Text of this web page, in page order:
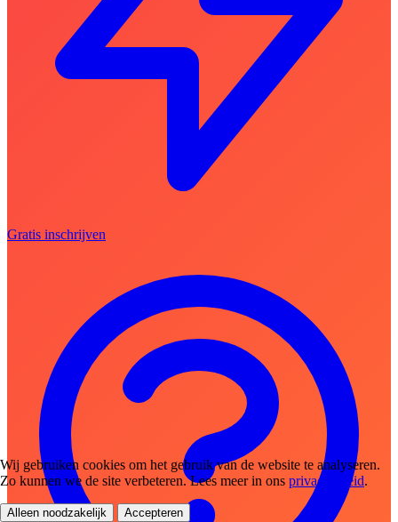
Gratis inschrijven
Wij gebruiken cookies om het gebruik van de website te analyseren.
Zo kunnen we de site verbeteren. Lees meer in ons privacybeleid.
Alleen noodzakelijk Accepteren